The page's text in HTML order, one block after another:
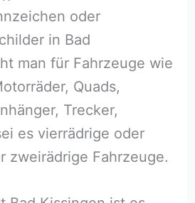
oder
in Bad
man für Fahrzeuge wie
Quads,
Trecker,
es vierrädrige oder
zweirädrige Fahrzeuge.